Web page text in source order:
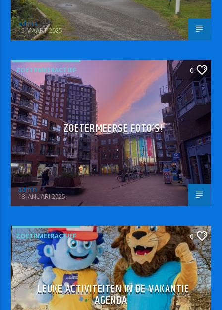
admin
15 MAART 2025
ZOETRMEERACTIEF 0
ZOETERMEERSE FOTO’S!
admin
18 JANUARI 2025
ZOETRMEERACTIEF 0
LEUKE ACTIVITEITEN IN DE VAKANTIE
AGENDA